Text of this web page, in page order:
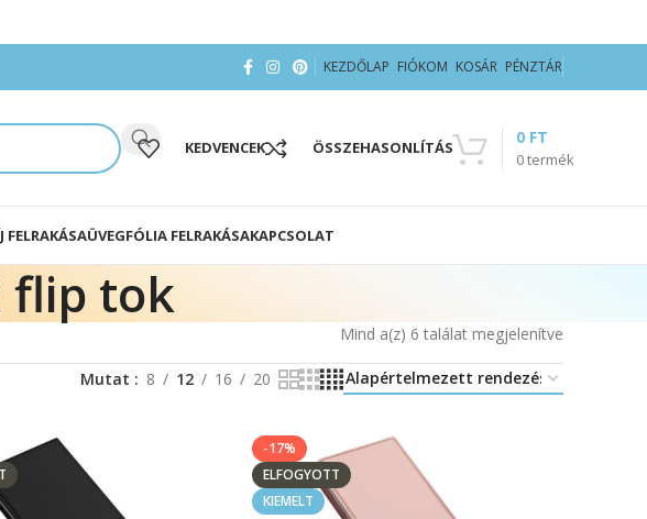
KEZDŐLAP FIÓKOM KOSÁR PÉNZTÁR
KEDVENCEK ÖSSZEHASONLÍTÁS
0termék
0 FT
FELRAKÁSAÜVEGFÓLIA FELRAKÁSAKAPCSOLAT
flip tok
Mind a(z) 6 találat megjelenítve
Mutat 8 12 16 20
-17%
ELFOGYOTT
KIEMELT